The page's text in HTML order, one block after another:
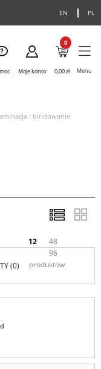
EN PL
Moje konto
0
0,00 zł Menu
i bindowanie
12
48
96
produktów
(0)